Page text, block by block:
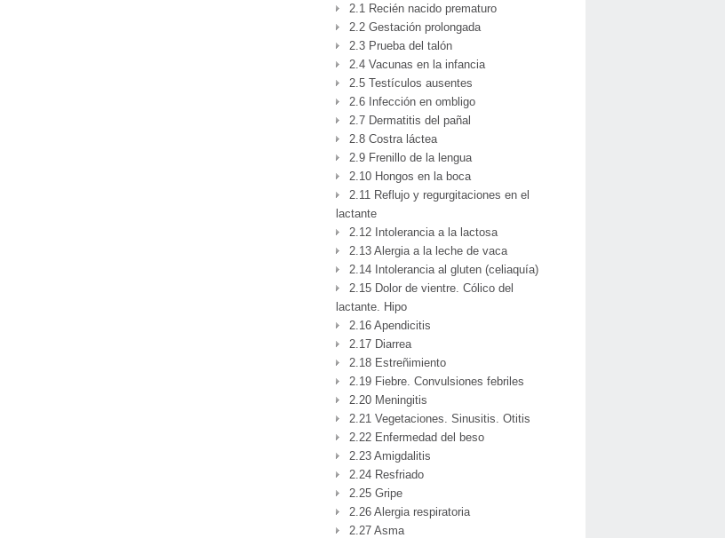
2.1 Recién nacido prematuro
2.2 Gestación prolongada
2.3 Prueba del talón
2.4 Vacunas en la infancia
2.5 Testículos ausentes
2.6 Infección en ombligo
2.7 Dermatitis del pañal
2.8 Costra láctea
2.9 Frenillo de la lengua
2.10 Hongos en la boca
2.11 Reflujo y regurgitaciones en el
lactante
2.12 Intolerancia a la lactosa
2.13 Alergia a la leche de vaca
2.14 Intolerancia al gluten (celiaquía)
2.15 Dolor de vientre. Cólico del
lactante. Hipo
2.16 Apendicitis
2.17 Diarrea
2.18 Estreñimiento
2.19 Fiebre. Convulsiones febriles
2.20 Meningitis
2.21 Vegetaciones. Sinusitis. Otitis
2.22 Enfermedad del beso
2.23 Amigdalitis
2.24 Resfriado
2.25 Gripe
2.26 Alergia respiratoria
2.27 Asma